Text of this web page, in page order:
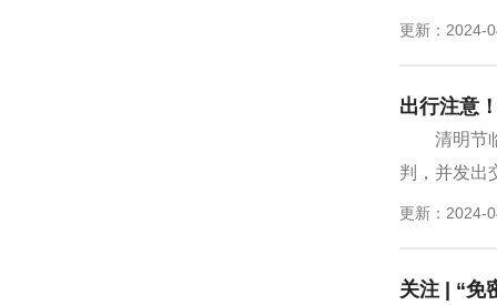
更新：2024-
出行注意
清明节
判，并发出
更新：2024-
关注 | “免